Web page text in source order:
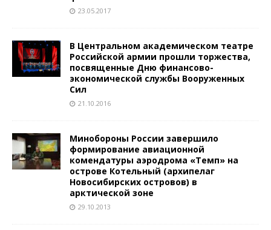
23.05.2017
В Центральном академическом театре
Российской армии прошли торжества,
посвященные Дню финансово-
экономической службы Вооруженных
Сил
21.10.2016
Минобороны России завершило
формирование авиационной
комендатуры аэродрома «Темп» на
острове Котельный (архипелаг
Новосибирских островов) в
арктической зоне
29.10.2013